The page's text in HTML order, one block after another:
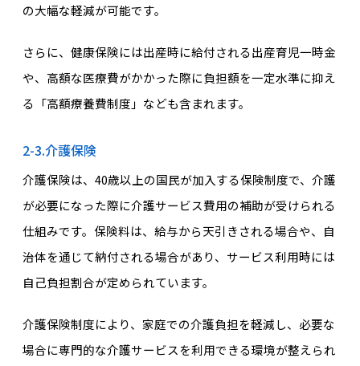
の大幅な軽減が可能です。
さらに、健康保険には出産時に給付される出産育児一時金
や、高額な医療費がかかった際に負担額を一定水準に抑え
る「高額療養費制度」なども含まれます。
2-3.介護保険
介護保険は、40歳以上の国民が加入する保険制度で、介護
が必要になった際に介護サービス費用の補助が受けられる
仕組みです。保険料は、給与から天引きされる場合や、自
治体を通じて納付される場合があり、サービス利用時には
自己負担割合が定められています。
介護保険制度により、家庭での介護負担を軽減し、必要な
場合に専門的な介護サービスを利用できる環境が整えられ